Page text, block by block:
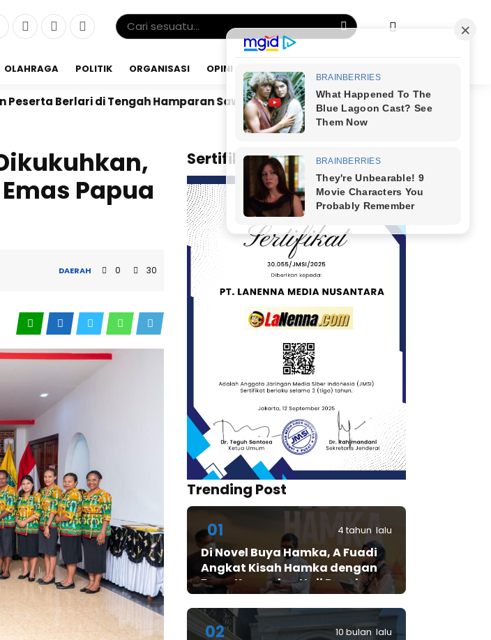
OLAHRAGA POLITIK ORGANISASI OPINI
Tengah Hamparan Sawah Dr. Bunyamin Yapid di Kairo: Tak Mampu Kelola
Papua
DAERAH 0 30
Sertifikat JMSI
Trending Post
01 4 tahun lalu
Di Novel Buya Hamka, A Fuadi
Angkat Kisah Hamka dengan
Bung Karno dan Haji Rasul
02 10 bulan lalu
x